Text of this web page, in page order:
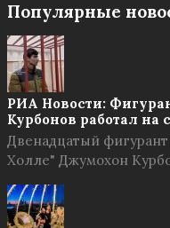
Популярные
РИА Новости:
Курбонов работал на
Двенадцатый фигурант
Холле" Джумохон